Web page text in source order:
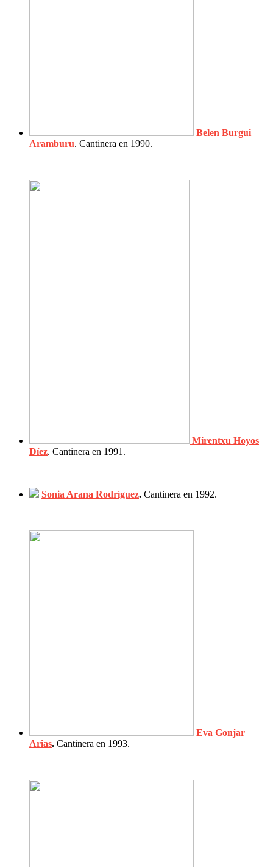
Belen Burgui
Aramburu. Cantinera en 1990.
Mirentxu Hoyos
Díez. Cantinera en 1991.
Sonia Arana Rodríguez. Cantinera en 1992.
Eva Gonjar
Arias. Cantinera en 1993.